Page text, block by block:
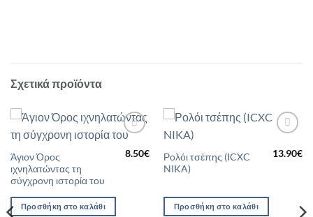
Σχετικά προϊόντα
στη Λίστα
Άγιον Όρος
ιχνηλατώντας τη
σύγχρονη ιστορία του
8.50€
Προσθήκη στο καλάθι
στη Λίστα
Ρολόι τσέπης (ICXC
NIKA)
13.90€
Προσθήκη στο καλάθι